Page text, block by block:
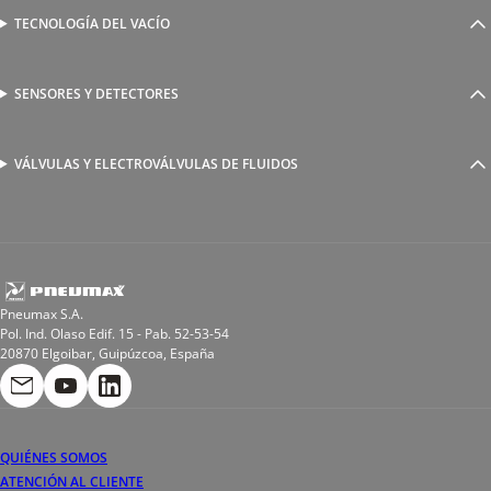
Válvulas complementarias
Racores rápidos
Reguladores de caudal
Racores para soldadura
TECNOLOGÍA DEL VACÍO
Ventosas
Válvulas y electroválvulas
SENSORES Y DETECTORES
Detectores magnéticos
VÁLVULAS Y ELECTROVÁLVULAS DE FLUIDOS
Electroválvulas de acción directa
Bobinas
Pneumax S.A.
Pol. Ind. Olaso Edif. 15 - Pab. 52-53-54
20870 Elgoibar, Guipúzcoa, España
QUIÉNES SOMOS
ATENCIÓN AL CLIENTE